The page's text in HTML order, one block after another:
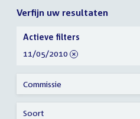
Verfijn uw resultaten
Verfijn
uw
resultaten
Actieve filters
verwijder
11/05/2010
Commissie
Soort